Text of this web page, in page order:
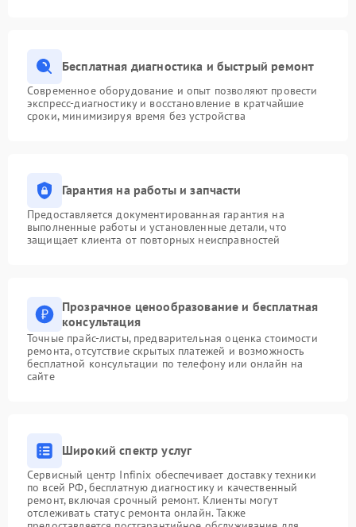
Бесплатная диагностика и быстрый ремонт
Современное оборудование и опыт позволяют провести
экспресс-диагностику и восстановление в кратчайшие
сроки, минимизируя время без устройства
Гарантия на работы и запчасти
Предоставляется документированная гарантия на
выполненные работы и установленные детали, что
защищает клиента от повторных неисправностей
Прозрачное ценообразование и бесплатная
консультация
Точные прайс-листы, предварительная оценка стоимости
ремонта, отсутствие скрытых платежей и возможность
бесплатной консультации по телефону или онлайн на
сайте
Широкий спектр услуг
Сервисный центр Infinix обеспечивает доставку техники
по всей РФ, бесплатную диагностику и качественный
ремонт, включая срочный ремонт. Клиенты могут
отслеживать статус ремонта онлайн. Также